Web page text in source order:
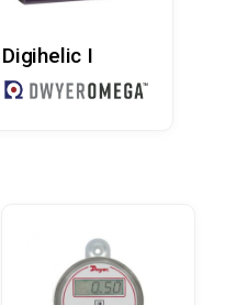
Læs Mere
Digihelic I